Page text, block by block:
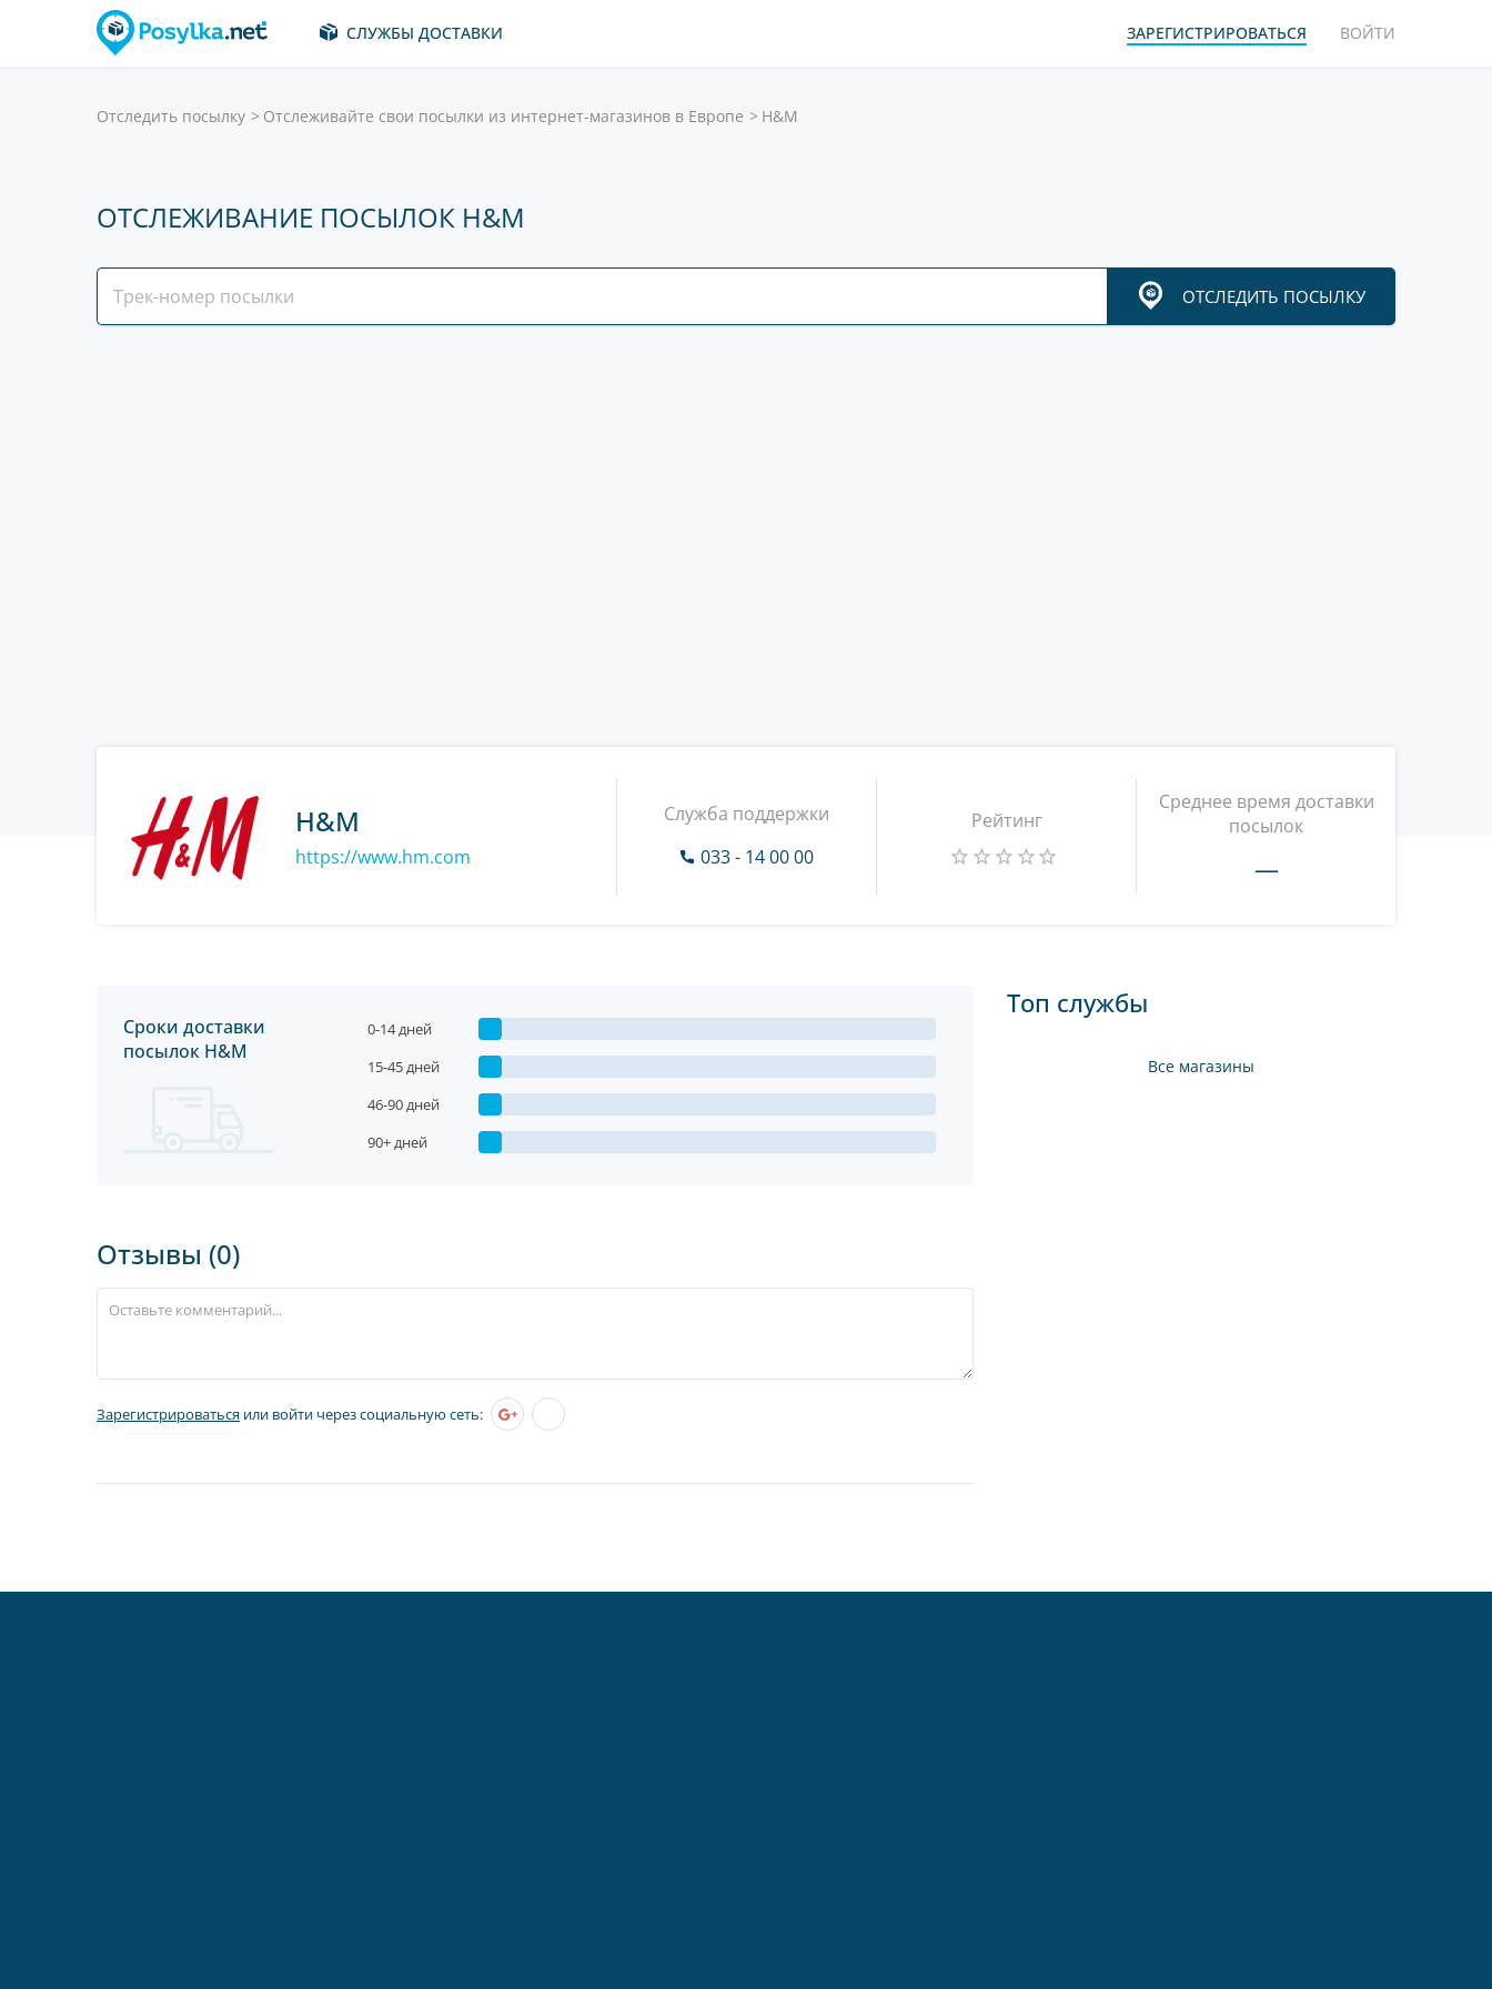
СЛУЖБЫ ДОСТАВКИ ЗАРЕГИСТРИРОВАТЬСЯ ВОЙТИ
Отследить посылку Отслеживайте свои посылки из интернет-магазинов в Европе H&M
ОТСЛЕЖИВАНИЕ ПОСЫЛОК H&M
ОТСЛЕДИТЬ ПОСЫЛКУ
H&M
https://www.hm.com
Служба поддержки
033 - 14 00 00
Рейтинг
Среднее время доставки
посылок
—
Сроки доставки
посылок H&M
0-14 дней
15-45 дней
46-90 дней
90+ дней
Отзывы (0)
Зарегистрироваться или войти через социальную сеть:
Топ службы
Все магазины